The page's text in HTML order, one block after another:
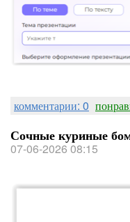
комментарии: 0
Сочные куриные
07-06-2026 08:15